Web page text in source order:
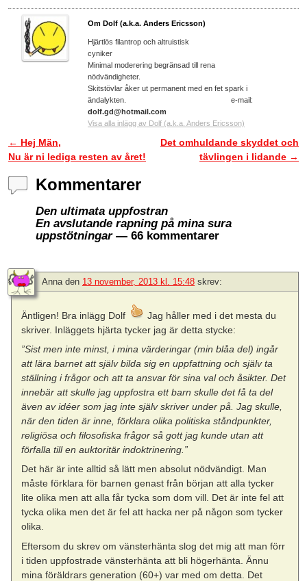
Om Dolf (a.k.a. Anders Ericsson)
Hjärtlös filantrop och altruistisk
cyniker
Minimal moderering begränsad till rena
nödvändigheter.
Skitstövlar åker ut permanent med en fet spark i
ändalykten. e-mail:
dolf.gd@hotmail.com
Visa alla inlägg av Dolf (a.k.a. Anders Ericsson)
Inläggsnavigering
← Hej Män,
Nu är ni lediga resten av året!
Det omhuldande skyddet och
tävlingen i lidande →
Kommentarer
Den ultimata uppfostran
En avslutande rapning på mina sura
uppstötningar— 66 kommentarer
Anna den 13 november, 2013 kl. 15:48 skrev:
Äntligen! Bra inlägg Dolf
Jag håller med i det mesta du
skriver. Inläggets hjärta tycker jag är detta stycke:
”Sist men inte minst, i mina värderingar (min blåa del) ingår
att lära barnet att själv bilda sig en uppfattning och själv ta
ställning i frågor och att ta ansvar för sina val och åsikter. Det
innebär att skulle jag uppfostra ett barn skulle det få ta del
även av idéer som jag inte själv skriver under på. Jag skulle,
när den tiden är inne, förklara olika politiska ståndpunkter,
religiösa och filosofiska frågor så gott jag kunde utan att
förfalla till en auktoritär indoktrinering.”
Det här är inte alltid så lätt men absolut nödvändigt. Man
måste förklara för barnen genast från början att alla tycker
lite olika men att alla får tycka som dom vill. Det är inte fel att
tycka olika men det är fel att hacka ner på någon som tycker
olika.
Eftersom du skrev om vänsterhänta slog det mig att man förr
i tiden uppfostrade vänsterhänta att bli högerhänta. Ännu
mina föräldrars generation (60+) var med om detta. Det